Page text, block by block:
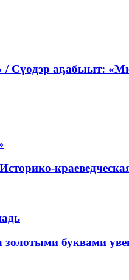
аҕабыыт:
краеведческая
буквами